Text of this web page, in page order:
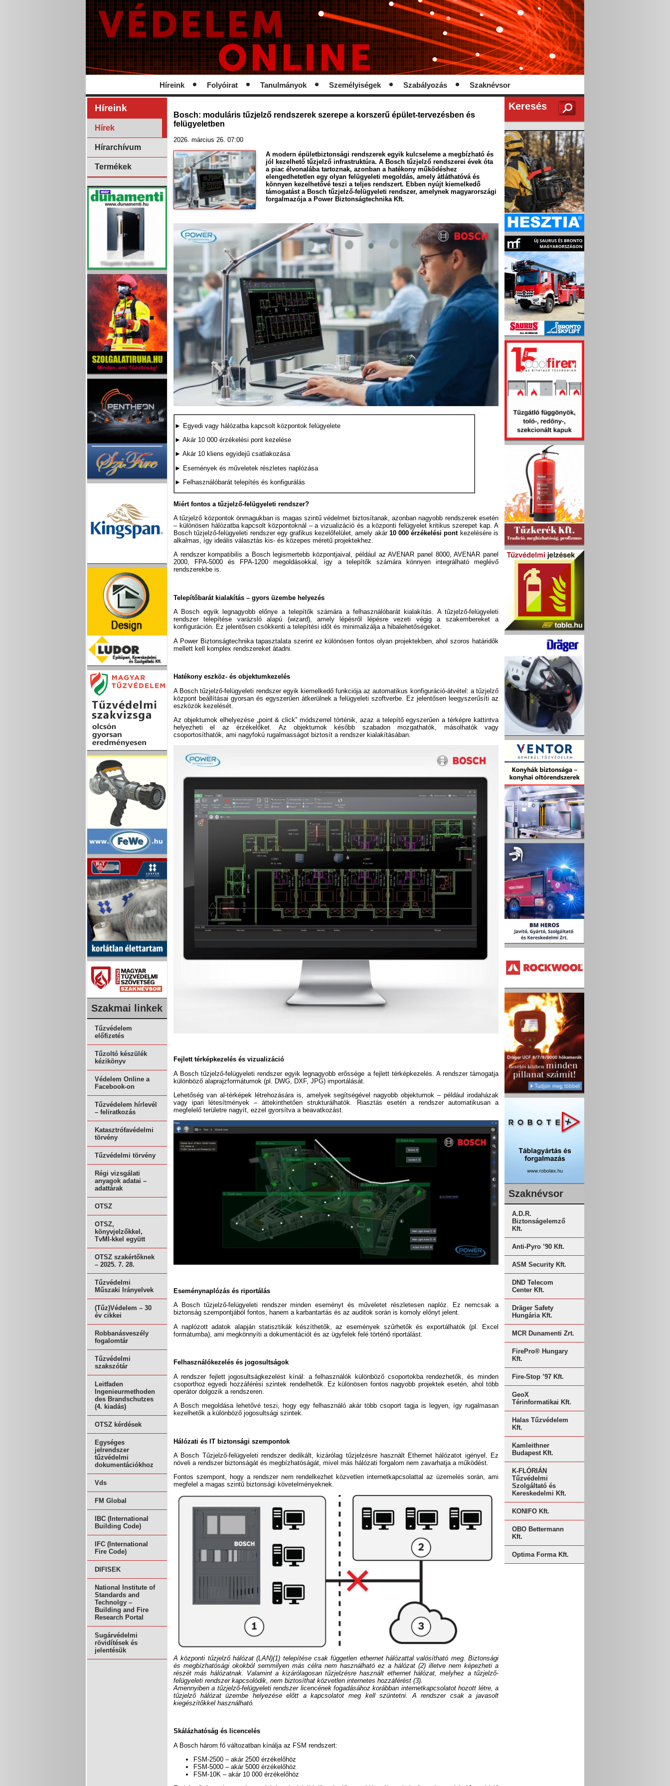
Híreink Folyóirat Tanulmányok Személyiségek Szabályozás Szaknévsor
Híreink
Hírek
Hírarchívum
Termékek
Szakmai linkek
Tűzvédelem
előfizetés
Tűzoltó készülék
kézikönyv
Védelem Online a
Facebook-on
Tűzvédelem hírlevél
– feliratkozás
Katasztrófavédelmi
törvény
Tűzvédelmi törvény
Régi vizsgálati
anyagok adatai –
adattárak
OTSZ
OTSZ,
könyvjelzőkkel,
TvMI-kkel együtt
OTSZ szakértőknek
– 2025. 7. 28.
Tűzvédelmi
Műszaki Irányelvek
(Tűz)Védelem – 30
év cikkei
Robbanásveszély
fogalomtár
Tűzvédelmi
szakszótár
Leitfaden
Ingenieurmethoden
des Brandschutzes
(4. kiadás)
OTSZ kérdések
Egységes
jelrendszer
tűzvédelmi
dokumentációkhoz
Vds
FM Global
IBC (International
Building Code)
IFC (International
Fire Code)
DIFISEK
National Institute of
Standards and
Technolgy –
Building and Fire
Research Portal
Sugárvédelmi
rövidítések és
jelentésük
Bosch: moduláris tűzjelző rendszerek szerepe a korszerű épület-tervezésben és
felügyeletben
2026. március 26. 07:00
A modern épületbiztonsági rendszerek egyik kulcseleme a megbízható és
jól kezelhető tűzjelző infrastruktúra. A Bosch tűzjelző rendszerei évek óta
a piac élvonalába tartoznak, azonban a hatékony működéshez
elengedhetetlen egy olyan felügyeleti megoldás, amely átláthatóvá és
könnyen kezelhetővé teszi a teljes rendszert. Ebben nyújt kiemelkedő
támogatást a Bosch tűzjelző-felügyeleti rendszer, amelynek magyarországi
forgalmazója a Power Biztonságtechnika Kft.
► Egyedi vagy hálózatba kapcsolt központok felügyelete
► Akár 10 000 érzékelési pont kezelése
► Akár 10 kliens egyidejű csatlakozása
► Események és műveletek részletes naplózása
► Felhasználóbarát telepítés és konfigurálás
Miért fontos a tűzjelző-felügyeleti rendszer?
A tűzjelző központok önmagukban is magas szintű védelmet biztosítanak, azonban nagyobb rendszerek esetén
– különösen hálózatba kapcsolt központoknál – a vizualizáció és a központi felügyelet kritikus szerepet kap. A
Bosch tűzjelző-felügyeleti rendszer egy grafikus kezelőfelület, amely akár 10 000 érzékelési pontkezelésére is
alkalmas, így ideális választás kis- és közepes méretű projektekhez.
A rendszer kompatibilis a Bosch legismertebb központjaival, például az AVENAR panel 8000, AVENAR panel
2000, FPA-5000 és FPA-1200 megoldásokkal, így a telepítők számára könnyen integrálható meglévő
rendszerekbe is.
Telepítőbarát kialakítás – gyors üzembe helyezés
A Bosch egyik legnagyobb előnye a telepítők számára a felhasználóbarát kialakítás. A tűzjelző-felügyeleti
rendszer telepítése varázsló alapú (wizard), amely lépésről lépésre vezeti végig a szakembereket a
konfiguráción. Ez jelentősen csökkenti a telepítési időt és minimalizálja a hibalehetőségeket.
A Power Biztonságtechnika tapasztalata szerint ez különösen fontos olyan projektekben, ahol szoros határidők
mellett kell komplex rendszereket átadni.
Hatékony eszköz- és objektumkezelés
A Bosch tűzjelző-felügyeleti rendszer egyik kiemelkedő funkciója az automatikus konfiguráció-átvétel: a tűzjelző
központ beállításai gyorsan és egyszerűen átkerülnek a felügyeleti szoftverbe. Ez jelentősen leegyszerűsíti az
eszközök kezelését.
Az objektumok elhelyezése „point & click” módszerrel történik, azaz a telepítő egyszerűen a térképre kattintva
helyezheti el az érzékelőket. Az objektumok később szabadon mozgathatók, másolhatók vagy
csoportosíthatók, ami nagyfokú rugalmasságot biztosít a rendszer kialakításában.
Fejlett térképkezelés és vizualizáció
A Bosch tűzjelző-felügyeleti rendszer egyik legnagyobb erőssége a fejlett térképkezelés. A rendszer támogatja
különböző alaprajzformátumok (pl. DWG, DXF, JPG) importálását.
Lehetőség van al-térképek létrehozására is, amelyek segítségével nagyobb objektumok – például irodaházak
vagy ipari létesítmények – áttekinthetően strukturálhatók. Riasztás esetén a rendszer automatikusan a
megfelelő területre nagyít, ezzel gyorsítva a beavatkozást.
Eseménynaplózás és riportálás
A Bosch tűzjelző-felügyeleti rendszer minden eseményt és műveletet részletesen naplóz. Ez nemcsak a
biztonság szempontjából fontos, hanem a karbantartás és az auditok során is komoly előnyt jelent.
A naplózott adatok alapján statisztikák készíthetők, az események szűrhetők és exportálhatók (pl. Excel
formátumba), ami megkönnyíti a dokumentációt és az ügyfelek felé történő riportálást.
Felhasználókezelés és jogosultságok
A rendszer fejlett jogosultságkezelést kínál: a felhasználók különböző csoportokba rendezhetők, és minden
csoporthoz egyedi hozzáférési szintek rendelhetők. Ez különösen fontos nagyobb projektek esetén, ahol több
operátor dolgozik a rendszeren.
A Bosch megoldása lehetővé teszi, hogy egy felhasználó akár több csoport tagja is legyen, így rugalmasan
kezelhetők a különböző jogosultsági szintek.
Hálózati és IT biztonsági szempontok
A Bosch Tűzjelző-felügyeleti rendszer dedikált, kizárólag tűzjelzésre használt Ethernet hálózatot igényel. Ez
növeli a rendszer biztonságát és megbízhatóságát, mivel más hálózati forgalom nem zavarhatja a működést.
Fontos szempont, hogy a rendszer nem rendelkezhet közvetlen internetkapcsolattal az üzemelés során, ami
megfelel a magas szintű biztonsági követelményeknek.
A központi tűzjelző hálózat (LAN)(1) telepítése csak független ethernet hálózattal valósítható meg. Biztonsági
és megbízhatósági okokból semmilyen más célra nem használható ez a hálózat (2) illetve nem képezheti a
részét más hálózatnak. Valamint a kizárólagosan tűzjelzésre használt ethernet hálózat, melyhez a tűzjelző-
felügyeleti rendszer kapcsolódik, nem biztosíthat közvetlen internetes hozzáférést (3).
Amennyiben a tűzjelző-felügyeleti rendszer licencének fogadásához korábban internetkapcsolatot hozott létre, a
tűzjelző hálózat üzembe helyezése előtt a kapcsolatot meg kell szüntetni. A rendszer csak a javasolt
kiegészítőkkel használható.
Skálázhatóság és licencelés
A Bosch három fő változatban kínálja az FSM rendszert:
FSM-2500 – akár 2500 érzékelőhöz
FSM-5000 – akár 5000 érzékelőhöz
FSM-10K – akár 10 000 érzékelőhöz
Keresés
Szaknévsor
A.D.R.
Biztonságelemző
Kft.
Anti-Pyro ’90 Kft.
ASM Security Kft.
DND Telecom
Center Kft.
Dräger Safety
Hungária Kft.
MCR Dunamenti Zrt.
FirePro® Hungary
Kft.
Fire-Stop ’97 Kft.
GeoX
Térinformatikai Kft.
Halas Tűzvédelem
Kft.
Kamleithner
Budapest Kft.
K-FLÓRIÁN
Tűzvédelmi
Szolgáltató és
Kereskedelmi Kft.
KONIFO Kft.
OBO Bettermann
Kft.
Optima Forma Kft.